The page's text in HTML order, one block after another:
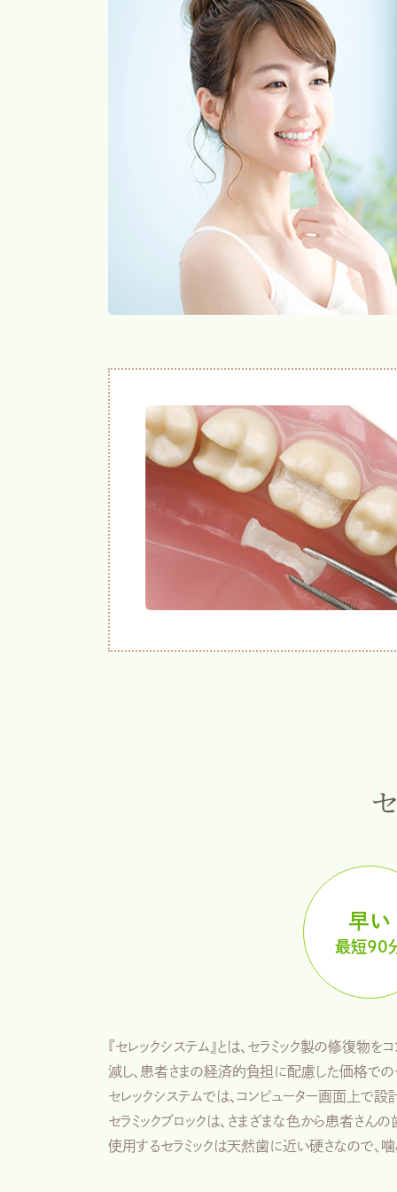
早い
最短90
『セレックシステム』とは、セラミック製の修復
減し、患者さまの経済的負担に配慮した価格での
セレックシステムでは、コンピューター画面上で設
セラミックブロックは、さまざまな色から患者さん
使用するセラミックは天然歯に近い硬さなので、